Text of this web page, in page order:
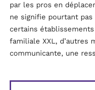
par les pros en
ne signifie pourtant
certains
familiale XXL, d’autres
communicante, une